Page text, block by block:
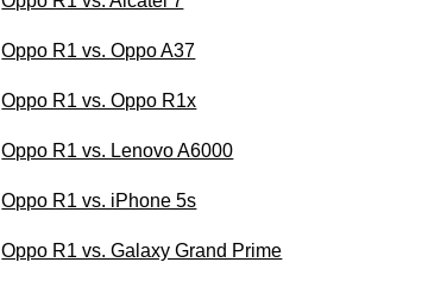
Oppo R1 vs. Oppo A37
Oppo R1 vs. Oppo R1x
Oppo R1 vs. Lenovo A6000
Oppo R1 vs. iPhone 5s
Oppo R1 vs. Galaxy Grand Prime